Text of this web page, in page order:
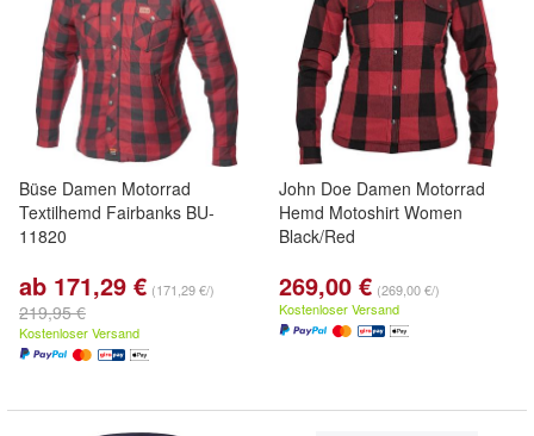
Büse Damen Motorrad
Textilhemd Fairbanks BU-
11820
ab 171,29 € (171,29 €/)
219,95 €
Kostenloser Versand
John Doe Damen Motorrad
Hemd Motoshirt Women
Black/Red
269,00 € (269,00 €/)
Kostenloser Versand